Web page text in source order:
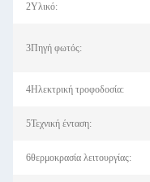
2Υλικό:
3Πηγή φωτός:
4Ηλεκτρική τροφοδοσία:
5Τεχνική ένταση:
6θερμοκρασία λειτουργίας: